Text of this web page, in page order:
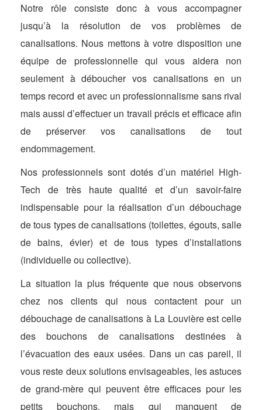
Notre rôle consiste donc à vous accompagner
jusqu’à la résolution de vos problèmes de
canalisations. Nous mettons à votre disposition une
équipe de professionnelle qui vous aidera non
seulement à déboucher vos canalisations en un
temps record et avec un professionnalisme sans rival
mais aussi d’effectuer un travail précis et efficace afin
de préserver vos canalisations de tout
endommagement.
Nos professionnels sont dotés d’un matériel High-
Tech de très haute qualité et d’un savoir-faire
indispensable pour la réalisation d’un débouchage
de tous types de canalisations (toilettes, égouts, salle
de bains, évier) et de tous types d’installations
(individuelle ou collective).
La situation la plus fréquente que nous observons
chez nos clients qui nous contactent pour un
débouchage de canalisations à La Louvière est celle
des bouchons de canalisations destinées à
l’évacuation des eaux usées. Dans un cas pareil, il
vous reste deux solutions envisageables, les astuces
de grand-mère qui peuvent être efficaces pour les
petits bouchons, mais qui manquent de